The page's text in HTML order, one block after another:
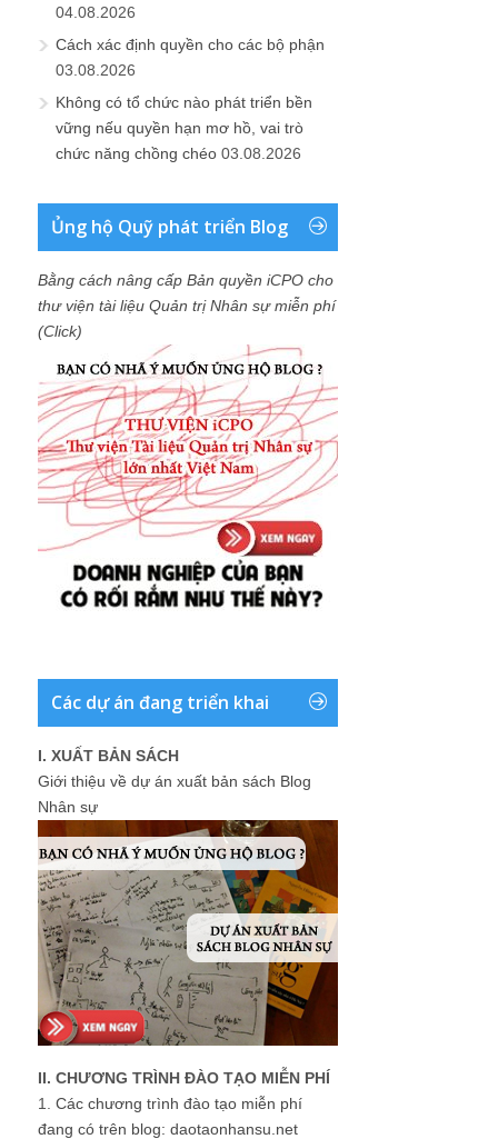
04.08.2026
Cách xác định quyền cho các bộ phận
03.08.2026
Không có tổ chức nào phát triển bền
vững nếu quyền hạn mơ hồ, vai trò
chức năng chồng chéo 03.08.2026
Ủng hộ Quỹ phát triển Blog
Bằng cách nâng cấp Bản quyền iCPO cho
thư viện tài liệu Quản trị Nhân sự miễn phí
(Click)
Các dự án đang triển khai
I. XUẤT BẢN SÁCH
Giới thiệu về dự án xuất bản sách Blog
Nhân sự
II. CHƯƠNG TRÌNH ĐÀO TẠO MIỄN PHÍ
1. Các chương trình đào tạo miễn phí
đang có trên blog: daotaonhansu.net